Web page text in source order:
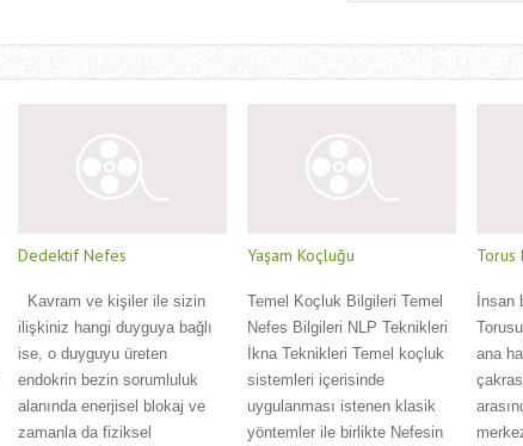
Dedektif Nefes
Kavram ve kişiler ile sizin
ilişkiniz hangi duyguya bağlı
ise, o duyguyu üreten
endokrin bezin sorumluluk
alanında enerjisel blokaj ve
zamanla da fiziksel
Yaşam Koçluğu
Temel Koçluk Bilgileri Temel
Nefes Bilgileri NLP Teknikleri
İkna Teknikleri Temel koçluk
sistemleri içerisinde
uygulanması istenen klasik
yöntemler ile birlikte Nefesin
Torus
İnsan
ana